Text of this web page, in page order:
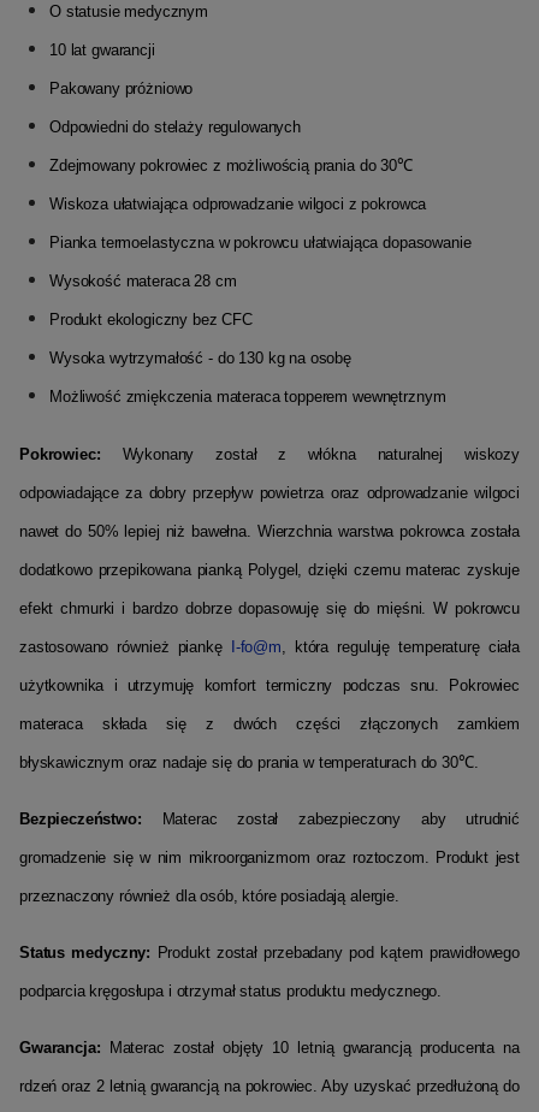
O statusie medycznym
10 lat gwarancji
Pakowany próżniowo
Odpowiedni do stelaży regulowanych
Zdejmowany pokrowiec z możliwością prania do 30℃
Wiskoza ułatwiająca odprowadzanie wilgoci z pokrowca
Pianka termoelastyczna w pokrowcu ułatwiająca dopasowanie
Wysokość materaca 28 cm
Produkt ekologiczny bez CFC
Wysoka wytrzymałość - do 130 kg na osobę
Możliwość zmiękczenia materaca topperem wewnętrznym
Pokrowiec: Wykonany został z włókna naturalnej wiskozy
odpowiadające za dobry przepływ powietrza oraz odprowadzanie wilgoci
nawet do 50% lepiej niż bawełna. Wierzchnia warstwa pokrowca została
dodatkowo przepikowana pianką Polygel, dzięki czemu materac zyskuje
efekt chmurki i bardzo dobrze dopasowuję się do mięśni. W pokrowcu
zastosowano również piankę I-fo@m, która reguluję temperaturę ciała
użytkownika i utrzymuję komfort termiczny podczas snu. Pokrowiec
materaca składa się z dwóch części złączonych zamkiem
błyskawicznym oraz nadaje się do prania w temperaturach do 30℃.
Bezpieczeństwo: Materac został zabezpieczony aby utrudnić
gromadzenie się w nim mikroorganizmom oraz roztoczom. Produkt jest
przeznaczony również dla osób, które posiadają alergie.
Status medyczny: Produkt został przebadany pod kątem prawidłowego
podparcia kręgosłupa i otrzymał status produktu medycznego.
Gwarancja: Materac został objęty 10 letnią gwarancją producenta na
rdzeń oraz 2 letnią gwarancją na pokrowiec. Aby uzyskać przedłużoną do